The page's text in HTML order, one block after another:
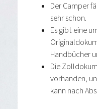
Der Camper
sehr schon.
Es gibt eine
Handbücher
Die
vorhanden,
kann nach